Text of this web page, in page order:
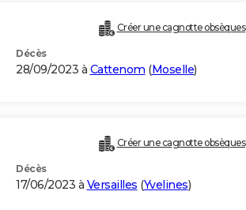
Créer une cagnotte obsèques
Décès
28/09/2023 à Cattenom (Moselle)
Créer une cagnotte obsèques
Décès
17/06/2023 à Versailles (Yvelines)